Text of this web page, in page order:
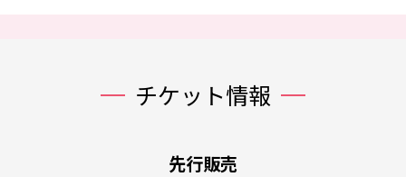
チケット情報
先行販売